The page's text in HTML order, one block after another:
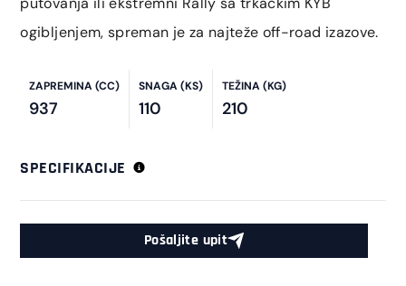
ogibljenjem, spreman je za najteže off-road izazove.
ZAPREMINA (CC)
937
SNAGA (KS)
110
TEŽINA (KG)
210
SPECIFIKACIJE
Pošaljite upit